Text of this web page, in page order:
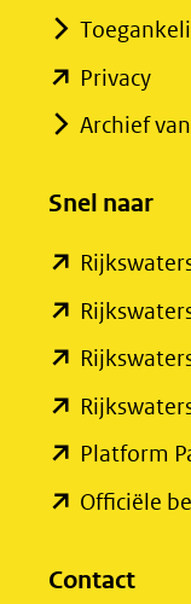
Privacy
in
een
Archief
Snel naar
Platform
Officiële
Contact